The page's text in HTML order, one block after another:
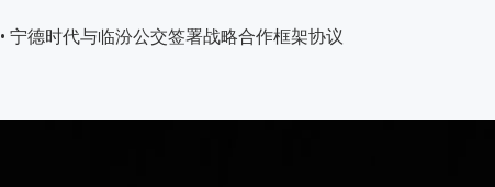
• 宁德时代与临汾公交签署战略合作框架协议